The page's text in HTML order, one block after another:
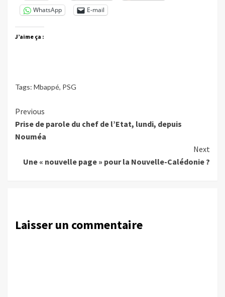
WhatsApp
E-mail
J’aime ça :
Tags: Mbappé, PSG
Continue
Reading
Previous
Prise de parole du chef de l’Etat, lundi, depuis
Nouméa
Next
Une « nouvelle page » pour la Nouvelle-Calédonie ?
Laisser un commentaire